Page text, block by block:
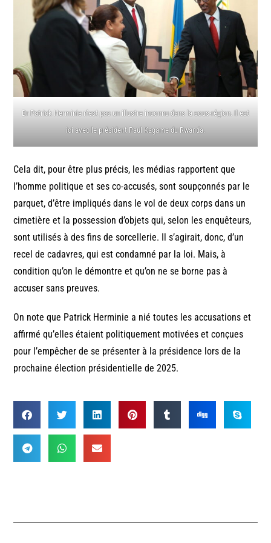
Dr Patrick Herminie n’est pas un illustre inconnu dans la sous-région. Il est
ici avec le président Paul Kagame du Rwanda.
Cela dit, pour être plus précis, les médias rapportent que
l’homme politique et ses co-accusés, sont soupçonnés par le
parquet, d’être impliqués dans le vol de deux corps dans un
cimetière et la possession d’objets qui, selon les enquêteurs,
sont utilisés à des fins de sorcellerie. Il s’agirait, donc, d’un
recel de cadavres, qui est condamné par la loi. Mais, à
condition qu’on le démontre et qu’on ne se borne pas à
accuser sans preuves.
On note que Patrick Herminie a nié toutes les accusations et
affirmé qu’elles étaient politiquement motivées et conçues
pour l’empêcher de se présenter à la présidence lors de la
prochaine élection présidentielle de 2025.